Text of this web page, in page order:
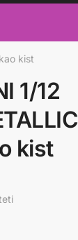
kist
1/12
kist